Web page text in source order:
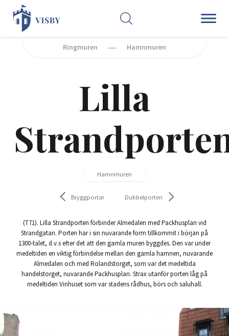
Ringmuren Hamnmuren
Lilla
Bryggportar
Hamnmuren
Dubbelporten
(T71). Lilla Strandporten förbinder Almedalen med Packhusplan vid
Strandgatan. Porten har i sin nuvarande form tillkommit i början på
1300-talet, d.v.s efter det att den gamla muren byggdes. Den var under
medeltiden en viktig förbindelse mellan den gamla hamnen, nuvarande
Almedalen och med Rolandstorget, som var det medeltida
handelstorget, nuvarande Packhusplan. Strax utanför porten låg på
medeltiden Vinhuset som var stadens rådhus, börs och saluhall.